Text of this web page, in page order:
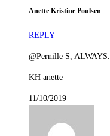
Anette Kristine Poulsen
REPLY
@Pernille S, ALWAYS.
KH anette
11/10/2019